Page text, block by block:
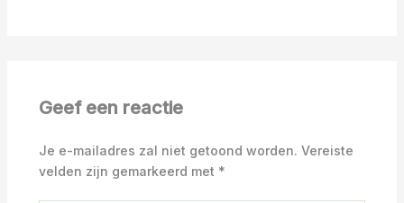
Geef een reactie
Je e-mailadres zal niet getoond worden. Vereiste
velden zijn gemarkeerd met *